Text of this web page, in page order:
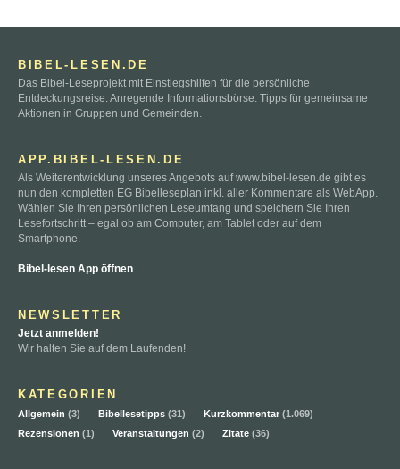
BIBEL-LESEN.DE
Das Bibel-Leseprojekt mit Einstiegshilfen für die persönliche
Entdeckungsreise. Anregende Informationsbörse. Tipps für gemeinsame
Aktionen in Gruppen und Gemeinden.
APP.BIBEL-LESEN.DE
Als Weiterentwicklung unseres Angebots auf www.bibel-lesen.de gibt es
nun den kompletten EG Bibelleseplan inkl. aller Kommentare als WebApp.
Wählen Sie Ihren persönlichen Leseumfang und speichern Sie Ihren
Lesefortschritt – egal ob am Computer, am Tablet oder auf dem
Smartphone.
Bibel-lesen App öffnen
NEWSLETTER
Jetzt anmelden!
Wir halten Sie auf dem Laufenden!
KATEGORIEN
Allgemein (3) Bibellesetipps (31) Kurzkommentar (1.069)
Rezensionen (1) Veranstaltungen (2) Zitate (36)